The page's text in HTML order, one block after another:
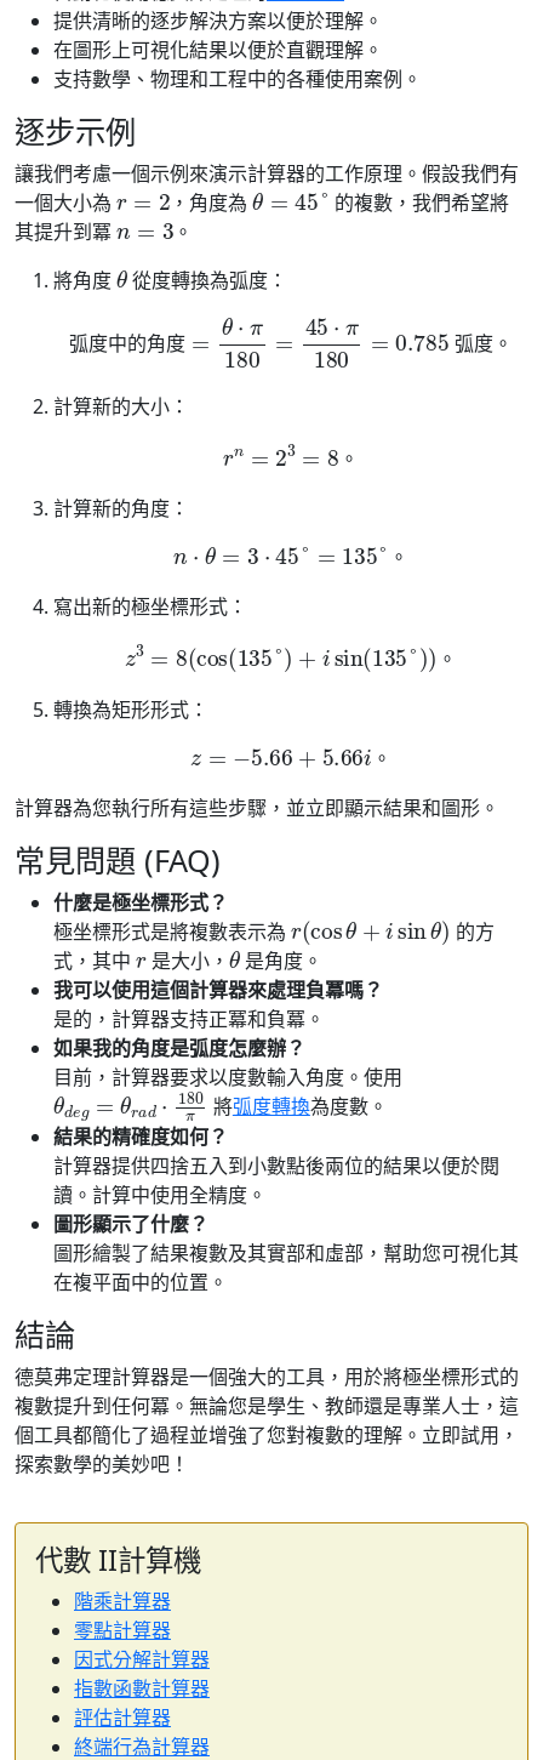
提供清晰的逐步解決方案以便於理解。
在圖形上可視化結果以便於直觀理解。
支持數學、物理和工程中的各種使用案例。
逐步示例
讓我們考慮一個示例來演示計算器的工作原理。假設我們有
一個大小為
r=2
，角度為
θ=45°
的複數，我們希望將
其提升到冪
n =3
。
將角度
θ
從度轉換為弧度：
弧度 的 角 度 弧度
=θ⋅ π =45 ⋅π
。
計算新的大小：
r 23 。
計算新的角度：
n⋅ 3⋅ 45°= 135°。
寫出新的極坐標形式：
z 8( cos(135° + sin 135°))。
轉換為矩形形式：
5.66+ 5.66i。
計算器為您執行所有這些步驟，並立即顯示結果和圖形。
常見問題 (FAQ)
什麼是極坐標形式？
極坐標形式是將複數表示為
(cos θ θ
的方
式，其中
r
是大小，
θ
是角度。
我可以使用這個計算器來處理負冪嗎？
是的，計算器支持正冪和負冪。
如果我的角度是弧度怎麼辦？
目前，計算器要求以度數輸入角度。使用
θde g =θrad⋅180π
將弧度轉換為度數。
結果的精確度如何？
計算器提供四捨五入到小數點後兩位的結果以便於閱
讀。計算中使用全精度。
圖形顯示了什麼？
圖形繪製了結果複數及其實部和虛部，幫助您可視化其
在複平面中的位置。
結論
德莫弗定理計算器是一個強大的工具，用於將極坐標形式的
複數提升到任何冪。無論您是學生、教師還是專業人士，這
個工具都簡化了過程並增強了您對複數的理解。立即試用，
探索數學的美妙吧！
代數 II計算機
階乘計算器
零點計算器
因式分解計算器
指數函數計算器
評估計算器
終端行為計算器